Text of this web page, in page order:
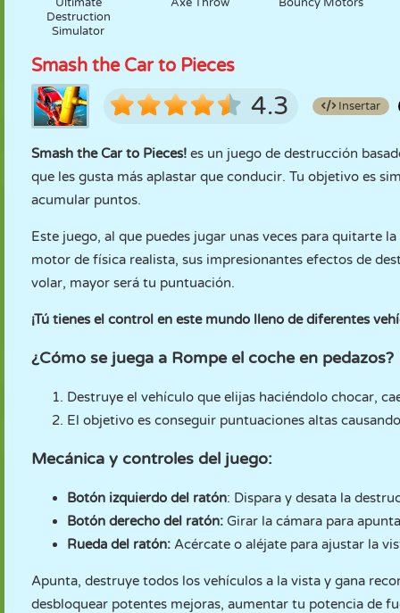
Destruction
Simulator
Smash the Car to Pieces
4.3 Insertar
Smash the Car to Pieces! es un juego de destrucción
que les gusta más aplastar que conducir. Tu objetivo es
acumular puntos.
Este juego, al que puedes jugar unas veces para quitarte
motor de física realista, sus impresionantes efectos de
volar, mayor será tu puntuación.
¡Tú tienes el control en este mundo lleno de diferentes
¿Cómo se juega a Rompe el coche en pedazos?
Destruye el vehículo que elijas haciéndolo chocar,
El objetivo es conseguir puntuaciones altas
Mecánica y controles del juego:
Botón izquierdo del ratón: Dispara y desata la
Botón derecho del ratón: Girar la cámara para
Rueda del ratón: Acércate o aléjate para ajustar la
Apunta, destruye todos los vehículos a la vista y gana
desbloquear potentes mejoras, aumentar tu potencia de